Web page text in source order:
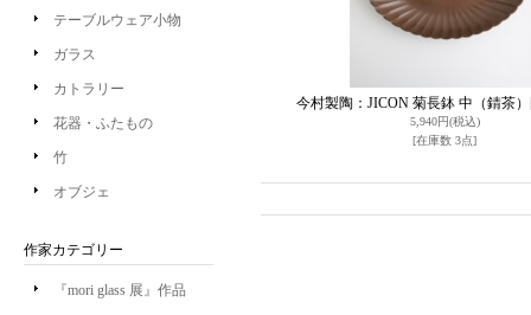
テーブルウェア小物
ガラス
カトラリー
花器・ふたもの
竹
オブジェ
作家カテゴリー
『mori glass 展』作品
今村製陶：JICON 菊長鉢 中（錆茶）
5,940円(税込)
[在庫数 3点]